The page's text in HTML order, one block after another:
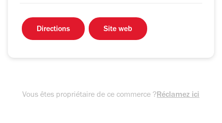
Directions Site web
Vous êtes propriétaire de ce commerce ?Réclamez ici